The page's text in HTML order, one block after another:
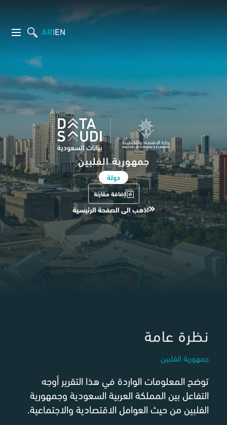
EN
|
AR
جمهورية الفلبين
دولة
إضافة مقارنة
اذهب الى الصفحة الرئيسية
نظرة عامة
جمهورية الفلبين
توضح المعلومات الواردة في هذا التقرير أوجه
التفاعل بين المملكة العربية السعودية وجمهورية
الفلبين من حيث العوامل الاقتصادية والاجتماعية.